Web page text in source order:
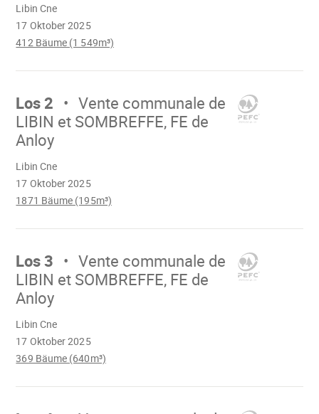
17 Oktober 2025
Libin Cne
412 Bäume (1 549m³)
Mach
Los 2
Vente communale de
LIBIN et SOMBREFFE, FE de
Anloy
17 Oktober 2025
Libin Cne
1871 Bäume (195m³)
Mach
Los 3
Vente communale de
LIBIN et SOMBREFFE, FE de
Anloy
17 Oktober 2025
Libin Cne
369 Bäume (640m³)
Mach